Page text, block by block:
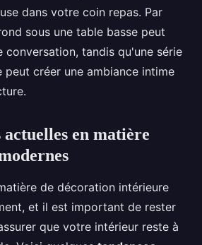
dans votre coin repas. Par
sous une table basse peut
conversation, tandis qu'une série
peut créer une ambiance intime
actuelles en matière
de décoration intérieure
et il est important de rester
que votre intérieur reste à